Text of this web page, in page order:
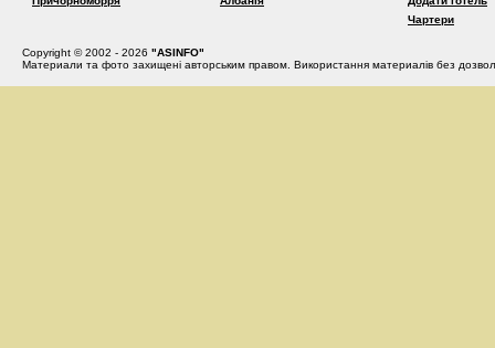
Чартери
Copyright © 2002 - 2026 "ASINFO"
Материали та фото захищені авторським правом. Використання материалів без